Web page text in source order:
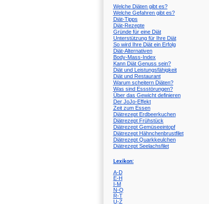
Welche Diäten gibt es?
Welche Gefahren gibt es?
Diät-Tipps
Diät-Rezepte
Gründe für eine Diät
Unterstützung für Ihre Diät
So wird Ihre Diät ein Erfolg
Diät-Alternativen
Body-Mass-Index
Kann Diät Genuss sein?
Diät und Leistungsfähigkeit
Diät und Restaurant
Warum scheitern Diäten?
Was sind Essstörungen?
Über das Gewicht definieren
Der JoJo-Effekt
Zeit zum Essen
Diätrezept Erdbeerkuchen
Diätrezept Frühstück
Diätrezept Gemüseeintopf
Diätrezept Hähnchenbrustfilet
Diätrezept Quarkkeulchen
Diätrezept Seelachsfilet
Lexikon:
A-D
E-H
I-M
N-Q
R-T
U-Z